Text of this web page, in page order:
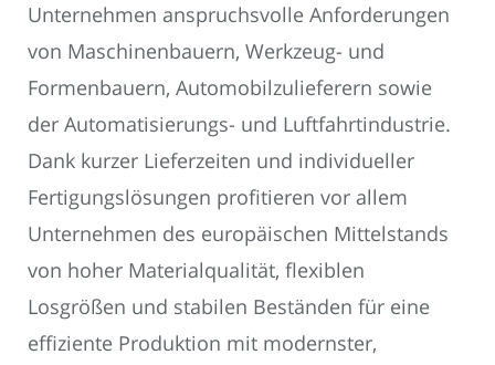
Unternehmen anspruchsvolle Anforderungen
von Maschinenbauern, Werkzeug- und
Formenbauern, Automobilzulieferern sowie
der Automatisierungs- und Luftfahrtindustrie.
Dank kurzer Lieferzeiten und individueller
Fertigungslösungen profitieren vor allem
Unternehmen des europäischen Mittelstands
von hoher Materialqualität, flexiblen
Losgrößen und stabilen Beständen für eine
effiziente Produktion mit modernster,